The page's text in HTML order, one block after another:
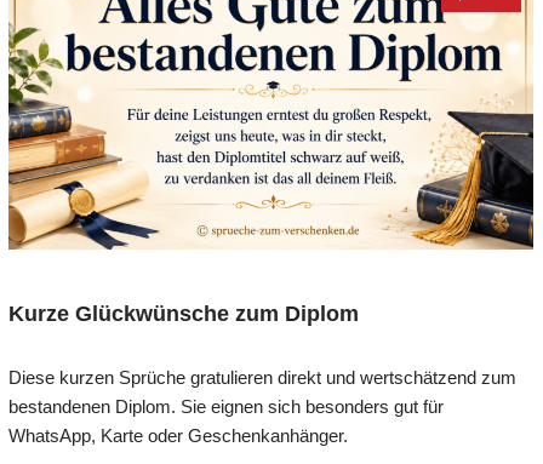
Kurze Glückwünsche zum Diplom
Diese kurzen Sprüche gratulieren direkt und wertschätzend zum
bestandenen Diplom. Sie eignen sich besonders gut für
WhatsApp, Karte oder Geschenkanhänger.